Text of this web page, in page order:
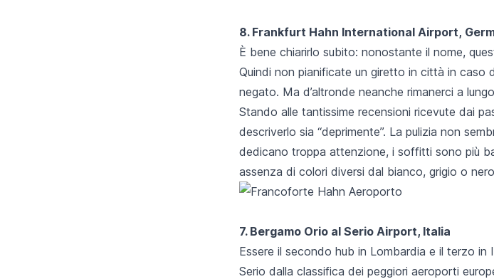
8. Frankfurt Hahn International Airport,
È bene chiarirlo subito: nonostante il nome,
Quindi non pianificate un giretto in città in caso
negato. Ma d’altronde neanche rimanerci a
Stando alle tantissime recensioni ricevute dai
descriverlo sia “deprimente”. La pulizia non
dedicano troppa attenzione, i soffitti sono più
assenza di colori diversi dal bianco, grigio o
7. Bergamo Orio al Serio Airport, Italia
Essere il secondo hub in Lombardia e il terzo in
Serio dalla classifica dei peggiori aeroporti